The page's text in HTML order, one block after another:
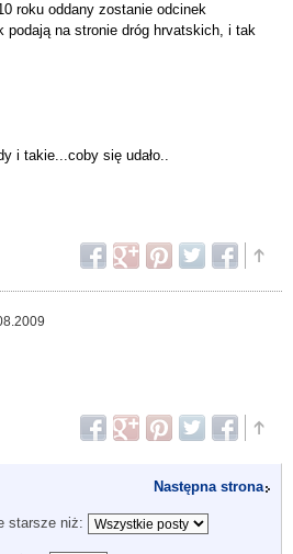
roku oddany zostanie odcinek
podają na stronie dróg hrvatskich, i tak
i takie...coby się udało..
Następna strona
starsze niż: